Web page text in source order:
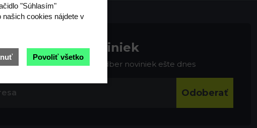
na odber noviniek
vie. Zaregistrujte sa na odber noviniek ešte dnes
Odoberať
"Súhlasím"
cookies nájdete v
Povoliť všetko